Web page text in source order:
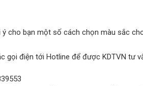
ý cho bạn một số cách chọn màu sắc
gọi điện tới Hotline để được KDTVN tư